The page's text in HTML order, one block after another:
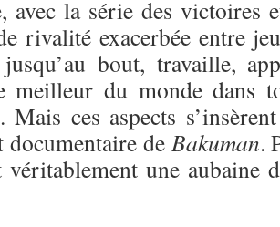
avec la série des victoires
rivalité exacerbée entre
bout, travaille,
meilleur du monde dans
ces aspects
documentaire de Bakuman.
véritablement une aubaine